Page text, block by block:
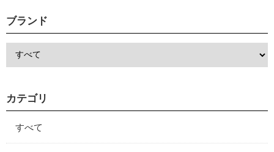
ブランド
カテゴリ
すべて